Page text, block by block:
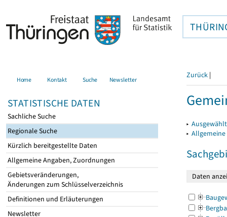
Home Kontakt Suche Newsletter
STATISTISCHE DATEN
Sachliche Suche
Regionale Suche
Kürzlich bereitgestellte Daten
Allgemeine Angaben, Zuordnungen
Gebietsveränderungen,
Änderungen zum Schlüsselverzeichnis
Definitionen und Erläuterungen
Newsletter
Zurück |
▸
▸